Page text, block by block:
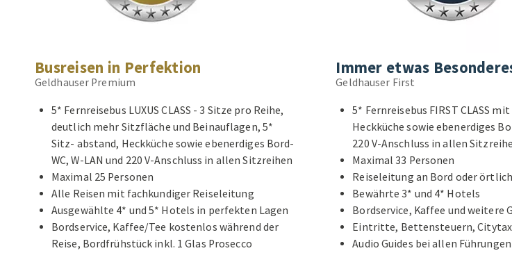
Busreisen in Perfektion
Geldhauser Premium
5* Fernreisebus LUXUS CLASS - 3 Sitze pro Reihe,
deutlich mehr Sitzfläche und Beinauflagen, 5*
Sitz- abstand, Heckküche sowie ebenerdiges Bord-
WC, W-LAN und 220 V-Anschluss in allen Sitzreihen
Maximal 25 Personen
Alle Reisen mit fachkundiger Reiseleitung
Ausgewählte 4* und 5* Hotels in perfekten Lagen
Bordservice, Kaffee/Tee kostenlos während der
Reise, Bordfrühstück inkl. 1 Glas Prosecco
Immer etwas
Geldhauser First
5* Fernreisebus FIRST CLASS
Heckküche sowie ebenerdiges
220 V-Anschluss in allen
Maximal 33 Personen
Reiseleitung an Bord oder
Bewährte 3* und 4* Hotels
Bordservice, Kaffee und weitere
Eintritte, Bettensteuern,
Audio Guides bei allen Führungen